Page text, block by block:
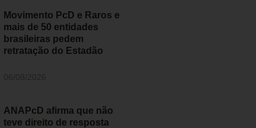
Movimento PcD e Raros e
mais de 50 entidades
brasileiras pedem
retratação do Estadão
ANAPcD afirma que não
teve direito de resposta